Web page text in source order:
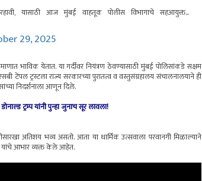
यासाठी आज मुंबई वाहतूक पोलीस विभागाचे सहआयुक्त…
29, 2025
भाविक येतात. या गर्दीवर नियंत्रण ठेवण्यासाठी मुंबई पोलिसांकडे सक्षम
टेंपल ट्रस्टला राज्य सरकारच्या पुरातत्व व वस्तुसंग्रहालय संचालनालयाने ही
निदर्शनाला आणून दिले.
ट्रम्प यांनी पुन्हा जुनाच सूर लावला!
अतिशय भव्य असतो. आता या धार्मिक उत्सवाला परवानगी मिळाल्याने
यांचे आभार व्यक्त केले आहेत.